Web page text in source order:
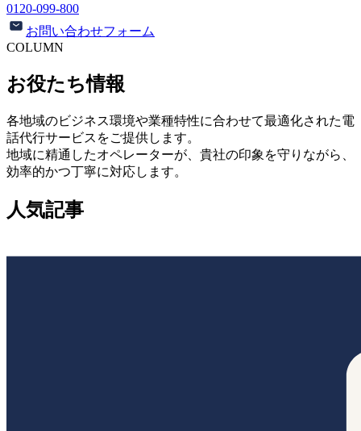
0120-099-800
お問い合わせフォーム
COLUMN
お役たち情報
各地域のビジネス環境や業種特性に合わせて最適化された電
話代行サービスをご提供します。
地域に精通したオペレーターが、貴社の印象を守りながら、
効率的かつ丁寧に対応します。
人気記事